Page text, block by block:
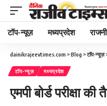
टॉप-न्यूज़ मध्यप्रदेश
dainikrajeevtimes.com >Blog >टॉप-न्यूज़
टॉप-न्यूज़ मध्यप्रदेश
एमपी बोर्ड परीक्षा की